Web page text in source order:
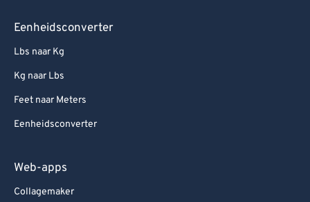
Eenheidsconverter
Lbs naar Kg
Kg naar Lbs
Feet naar Meters
Eenheidsconverter
Web-apps
Collagemaker